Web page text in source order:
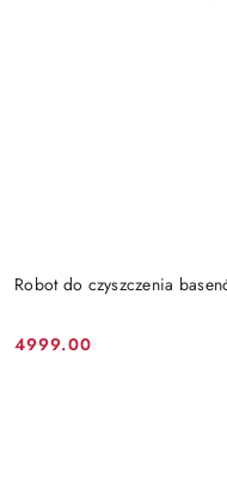
Robot do czyszczenia
Cena:
4999.00